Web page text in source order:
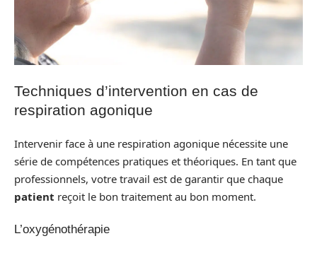
Techniques d’intervention en cas de
respiration agonique
Intervenir face à une respiration agonique nécessite une
série de compétences pratiques et théoriques. En tant que
professionnels, votre travail est de garantir que chaque
patient reçoit le bon traitement au bon moment.
L’oxygénothérapie